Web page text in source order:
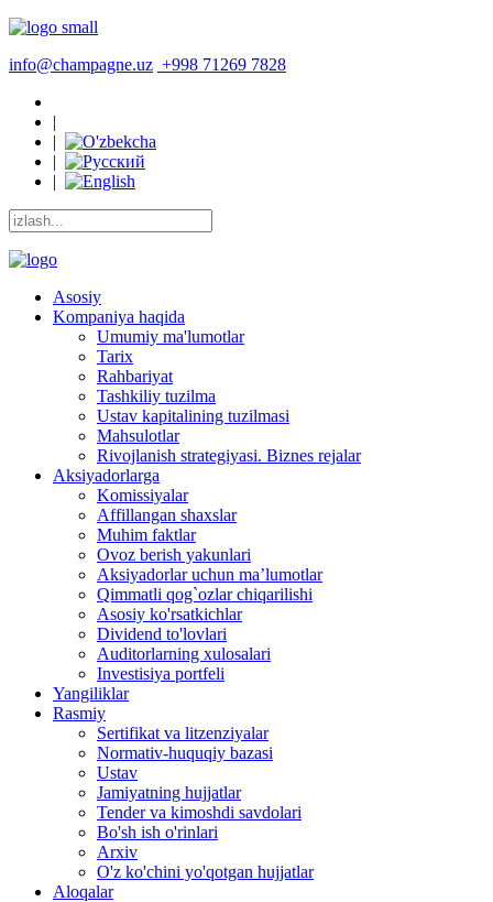
info@champagne.uz +998 71269 7828
|
|
|
|
Asosiy
Kompaniya haqida
Umumiy ma'lumotlar
Tarix
Rahbariyat
Tashkiliy tuzilma
Ustav kapitalining tuzilmasi
Mahsulotlar
Rivojlanish strategiyasi. Biznes rejalar
Aksiyadorlarga
Komissiyalar
Affillangan shaxslar
Muhim faktlar
Ovoz berish yakunlari
Aksiyadorlar uchun ma’lumotlar
Qimmatli qog`ozlar chiqarilishi
Asosiy ko'rsatkichlar
Dividend to'lovlari
Auditorlarning xulosalari
Investisiya portfeli
Yangiliklar
Rasmiy
Sertifikat va litzenziyalar
Normativ-huquqiy bazasi
Ustav
Jamiyatning hujjatlar
Tender va kimoshdi savdolari
Bo'sh ish o'rinlari
Arxiv
O'z ko'chini yo'qotgan hujjatlar
Aloqalar